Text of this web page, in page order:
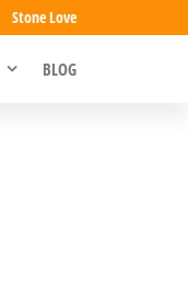
Stone Love
BLOG